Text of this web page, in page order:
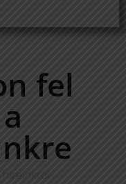
fel